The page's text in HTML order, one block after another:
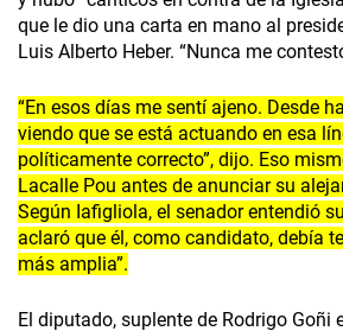
que le dio una carta en mano al
Luis Alberto Heber. “Nunca me
“En esos días me sentí ajeno. Desde
viendo que se está actuando en esa
políticamente correcto”, dijo. Eso
Lacalle Pou antes de anunciar su
Según Iafigliola, el senador entendió
aclaró que él, como candidato, debía
más amplia”.
El diputado, suplente de Rodrigo Goñi